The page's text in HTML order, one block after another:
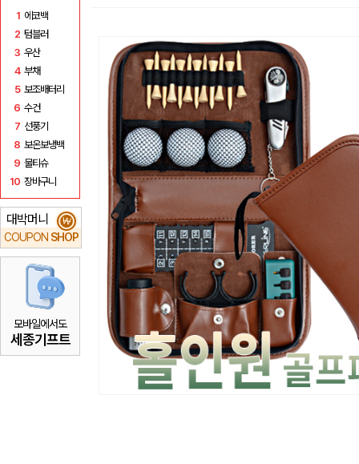
1 에코백
2 텀블러
3 우산
4 부채
5 보조배터리
6 수건
7 선풍기
8 보온보냉백
9 물티슈
10 장바구니
대박머니
COUPON SHOP
₩
모바일에서도
세종기프트